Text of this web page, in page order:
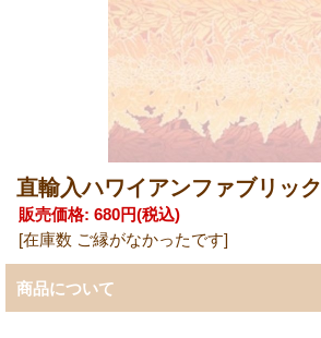
直輸入ハワイアンファブリック
販売価格: 680円(税込)
[在庫数 ご縁がなかったです]
商品について